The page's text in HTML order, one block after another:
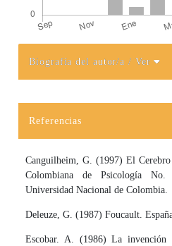
Biografía del autor/a/ Ver
Referencias
Canguilheim, G. (1997) El
Colombiana de Psicolo­gía
Universidad Nacional de Colombia.
Deleuze, G. (1987) Foucault.
Escobar. A. (1986) La invención